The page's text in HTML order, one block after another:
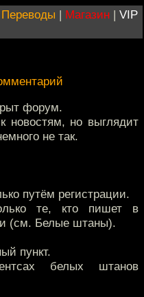
Переводы | Магазин | VIP
форум.
новостям, но выглядит
не так.
путём регистрации.
те, кто пишет в
(см. Белые штаны).
пункт.
белых штанов